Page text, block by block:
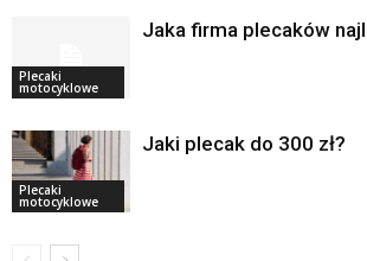
Plecaki
motocyklowe
Jaka firma plecaków
Plecaki
motocyklowe
Jaki plecak do 300 zł?